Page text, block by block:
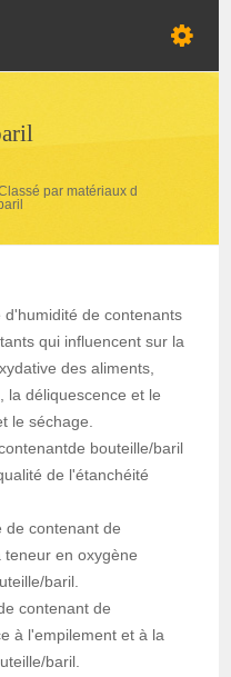
par matériaux d
de contenants
qui influencent sur la
des aliments,
la déliquescence et le
le séchage.
bouteille/baril
de l'étanchéité
de contenant de
en oxygène
baril.
contenant de
à l'empilement et à la
baril.